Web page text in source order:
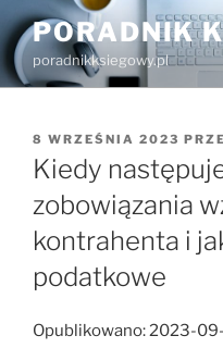
Przejdź
do
treści
PORADNIK
poradnikksiegowy.pl
OPUBLIKOWANE
W
8 WRZEŚNIA 2023
Kiedy
zobowiązania
kontrahenta i
podatkowe
Opublikowano: 2023-